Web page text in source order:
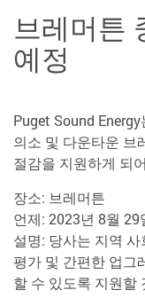
브레머튼
예정
Puget Sound
의소 및 다운타운 브
절감을 지원하게 되
장소: 브레머튼
언제: 2023년 8월 29
설명: 당사는 지역
평가 및 간편한 업그
할 수 있도록 지원할